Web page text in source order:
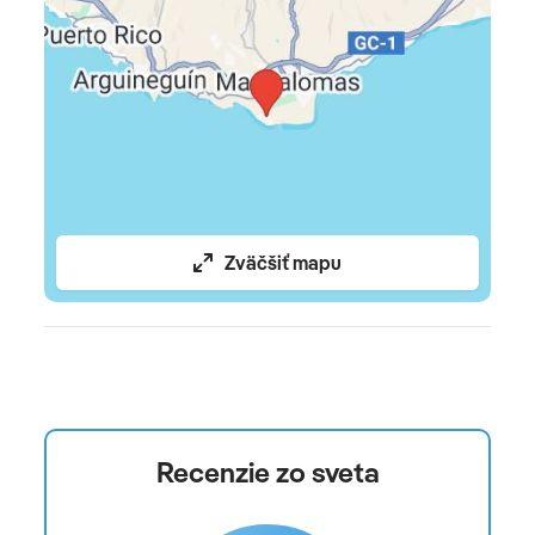
(musí sa zmestiť pod sedadlo pred vami, max. rozmer
40x30x20 cm) a online check-in
Celková cena nezahŕňa
Oficiálne hodnotenie
*****
Zväčšiť mapu
Recenzie zo sveta